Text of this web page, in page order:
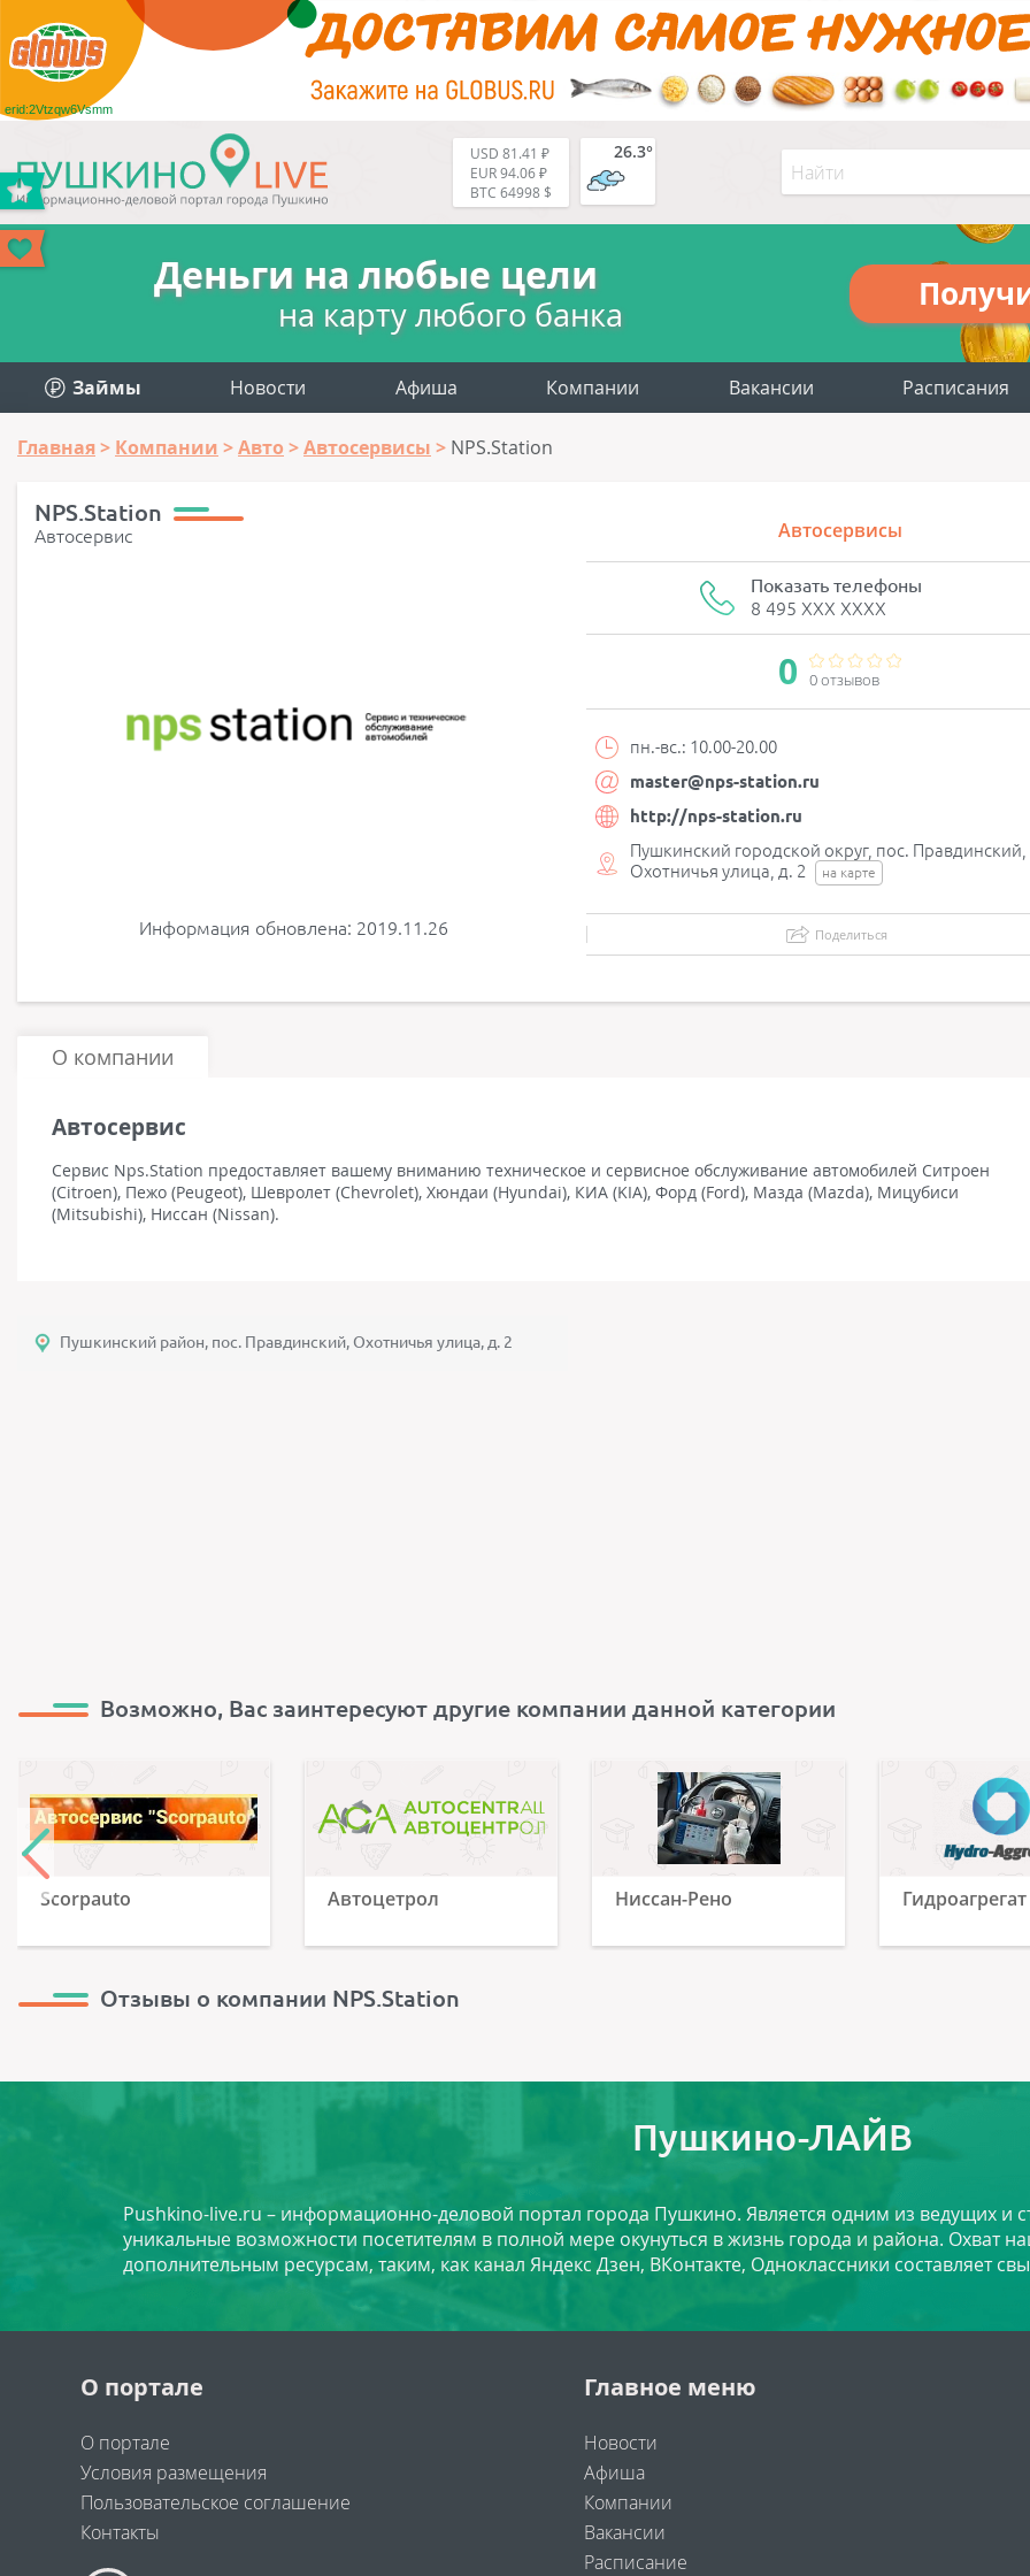
erid:2Vtzqw6Vsmm
USD 81.41 ₽
EUR 94.06 ₽
BTC 64998 $
26.3°
Деньги на любые цели
на карту любого банка
Займы Новости Афиша Компании Вакансии Расписания
Главная Компании Авто Автосервисы NPS.Station
NPS.Station
Автосервис
Информация обновлена: 2019.11.26
Автосервисы
Показать телефоны
8 495 XXX XXXX
0 0 отзывов
пн.-вс.: 10.00-20.00
master@nps-station.ru
http://nps-station.ru
Пушкинский городской округ, пос. Правдинский,
Охотничья улица, д. 2
на карте
Поделиться
О компании
Автосервис
Сервис Nps.Station предоставляет вашему вниманию техническое и сервисное обслуживание автомобилей Ситроен
(Citroen), Пежо (Peugeot), Шевролет (Chevrolet), Хюндаи (Hyundai), КИА (KIA), Форд (Ford), Мазда (Mazda), Мицубиси
(Mitsubishi), Ниссан (Nissan).
Пушкинский район, пос. Правдинский, Охотничья улица, д. 2
Возможно, Вас заинтересуют другие компании данной категории
Scorpauto Автоцетрол Ниссан-Рено Гидроагрегат
Отзывы о компании NPS.Station
Пушкино-ЛАЙВ
Pushkino-live.ru – информационно-деловой портал города Пушкино. Является одним из ведущих и
уникальные возможности посетителям в полной мере окунуться в жизнь города и района. Охват
дополнительным ресурсам, таким, как канал Яндекс Дзен, ВКонтакте, Одноклассники составляет
О портале
О портале
Условия размещения
Пользовательское соглашение
Контакты
Главное меню
Новости
Афиша
Компании
Вакансии
Расписание